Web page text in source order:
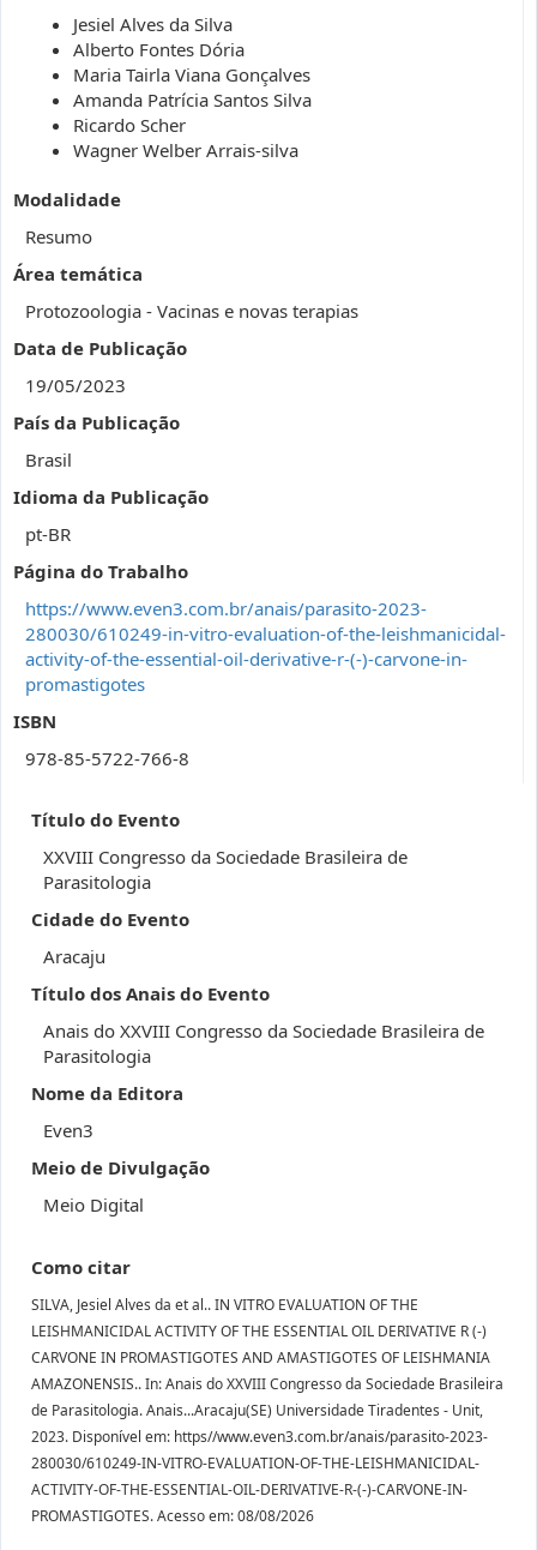
Jesiel Alves da Silva
Alberto Fontes Dória
Maria Tairla Viana Gonçalves
Amanda Patrícia Santos Silva
Ricardo Scher
Wagner Welber Arrais-silva
Modalidade
Resumo
Área temática
Protozoologia - Vacinas e novas terapias
Data de Publicação
19/05/2023
País da Publicação
Brasil
Idioma da Publicação
pt-BR
Página do Trabalho
https://www.even3.com.br/anais/parasito-2023-
280030/610249-in-vitro-evaluation-of-the-leishmanicidal-
activity-of-the-essential-oil-derivative-r-(-)-carvone-in-
promastigotes
ISBN
978-85-5722-766-8
Título do Evento
XXVIII Congresso da Sociedade Brasileira de
Parasitologia
Cidade do Evento
Aracaju
Título dos Anais do Evento
Anais do XXVIII Congresso da Sociedade Brasileira de
Parasitologia
Nome da Editora
Even3
Meio de Divulgação
Meio Digital
Como citar
SILVA, Jesiel Alves da et al.. IN VITRO EVALUATION OF THE
LEISHMANICIDAL ACTIVITY OF THE ESSENTIAL OIL DERIVATIVE R (-)
CARVONE IN PROMASTIGOTES AND AMASTIGOTES OF LEISHMANIA
AMAZONENSIS.. In: Anais do XXVIII Congresso da Sociedade Brasileira
de Parasitologia. Anais...Aracaju(SE) Universidade Tiradentes - Unit,
2023. Disponível em: https//www.even3.com.br/anais/parasito-2023-
280030/610249-IN-VITRO-EVALUATION-OF-THE-LEISHMANICIDAL-
ACTIVITY-OF-THE-ESSENTIAL-OIL-DERIVATIVE-R-(-)-CARVONE-IN-
PROMASTIGOTES. Acesso em: 08/08/2026